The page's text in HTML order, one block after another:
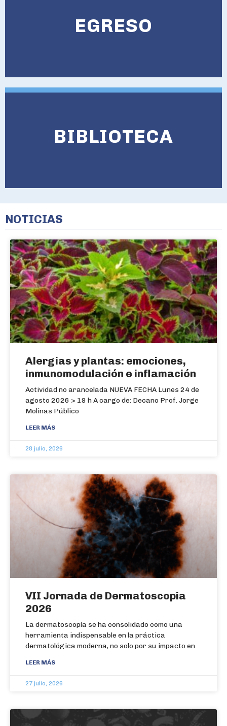
EGRESO
BIBLIOTECA
NOTICIAS
Alergias y plantas: emociones,
inmunomodulación e inflamación
Actividad no arancelada NUEVA FECHA Lunes 24 de
agosto 2026 > 18 h A cargo de: Decano Prof. Jorge
Molinas Público
LEER MÁS
28 julio, 2026
VII Jornada de Dermatoscopia
2026
La dermatoscopía se ha consolidado como una
herramienta indispensable en la práctica
dermatológica moderna, no solo por su impacto en
LEER MÁS
27 julio, 2026